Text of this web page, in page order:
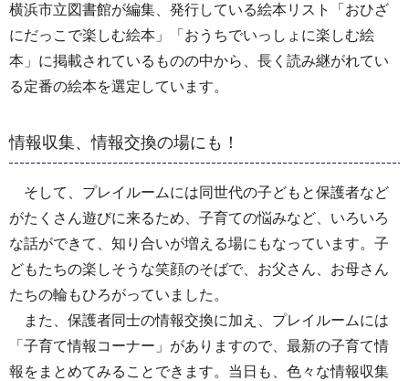
横浜市立図書館が編集、発行している絵本リスト「おひざ
にだっこで楽しむ絵本」「おうちでいっしょに楽しむ絵
本」に掲載されているものの中から、長く読み継がれてい
る定番の絵本を選定しています。
情報収集、情報交換の場にも！
そして、プレイルームには同世代の子どもと保護者など
がたくさん遊びに来るため、子育ての悩みなど、いろいろ
な話ができて、知り合いが増える場にもなっています。子
どもたちの楽しそうな笑顔のそばで、お父さん、お母さん
たちの輪もひろがっていました。
また、保護者同士の情報交換に加え、プレイルームには
「子育て情報コーナー」がありますので、最新の子育て情
報をまとめてみることできます。当日も、色々な情報収集